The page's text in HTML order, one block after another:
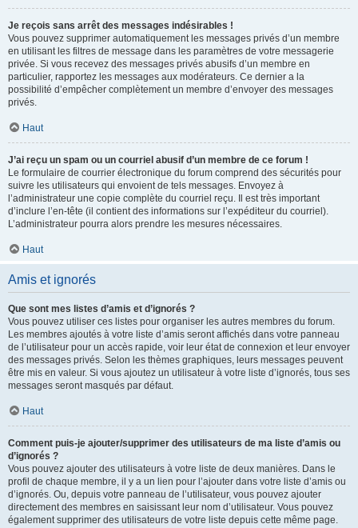
Je reçois sans arrêt des messages indésirables !
Vous pouvez supprimer automatiquement les messages privés d’un membre
en utilisant les filtres de message dans les paramètres de votre messagerie
privée. Si vous recevez des messages privés abusifs d’un membre en
particulier, rapportez les messages aux modérateurs. Ce dernier a la
possibilité d’empêcher complètement un membre d’envoyer des messages
privés.
Haut
J’ai reçu un spam ou un courriel abusif d’un membre de ce forum !
Le formulaire de courrier électronique du forum comprend des sécurités pour
suivre les utilisateurs qui envoient de tels messages. Envoyez à
l’administrateur une copie complète du courriel reçu. Il est très important
d’inclure l’en-tête (il contient des informations sur l’expéditeur du courriel).
L’administrateur pourra alors prendre les mesures nécessaires.
Haut
Amis et ignorés
Que sont mes listes d’amis et d’ignorés ?
Vous pouvez utiliser ces listes pour organiser les autres membres du forum.
Les membres ajoutés à votre liste d’amis seront affichés dans votre panneau
de l’utilisateur pour un accès rapide, voir leur état de connexion et leur envoyer
des messages privés. Selon les thèmes graphiques, leurs messages peuvent
être mis en valeur. Si vous ajoutez un utilisateur à votre liste d’ignorés, tous ses
messages seront masqués par défaut.
Haut
Comment puis-je ajouter/supprimer des utilisateurs de ma liste d’amis ou
d’ignorés ?
Vous pouvez ajouter des utilisateurs à votre liste de deux manières. Dans le
profil de chaque membre, il y a un lien pour l’ajouter dans votre liste d’amis ou
d’ignorés. Ou, depuis votre panneau de l’utilisateur, vous pouvez ajouter
directement des membres en saisissant leur nom d’utilisateur. Vous pouvez
également supprimer des utilisateurs de votre liste depuis cette même page.